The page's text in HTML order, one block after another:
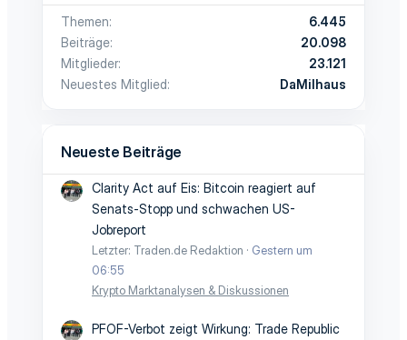
Themen
6.445
Beiträge
20.098
Mitglieder
23.121
Neuestes Mitglied
DaMilhaus
Neueste Beiträge
Clarity Act auf Eis: Bitcoin reagiert auf
Senats-Stopp und schwachen US-
Jobreport
Letzter: Traden.de Redaktion
Gestern um
06:55
Krypto Marktanalysen & Diskussionen
PFOF-Verbot zeigt Wirkung: Trade Republic